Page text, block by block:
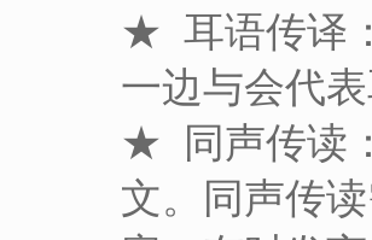
★ 耳语传译
一边与会代
★ 同声传读
文。同声传